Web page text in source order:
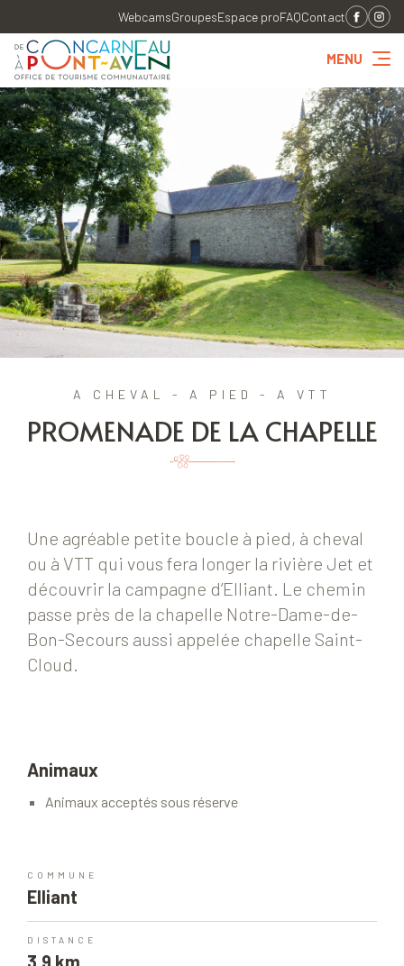
WebcamsGroupesEspace proFAQContact
MENU
A CHEVAL - A PIED - A VTT
PROMENADE DE LA CHAPELLE
Une agréable petite boucle à pied, à cheval
ou à VTT qui vous fera longer la rivière Jet et
découvrir la campagne d’Elliant. Le chemin
passe près de la chapelle Notre-Dame-de-
Bon-Secours aussi appelée chapelle Saint-
Cloud.
Animaux
Animaux acceptés sous réserve
COMMUNE
Elliant
DISTANCE